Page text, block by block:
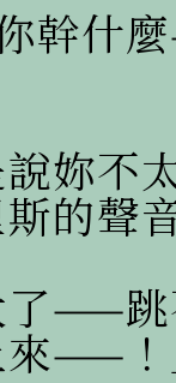
什麼
不太
的聲
——跳
來——